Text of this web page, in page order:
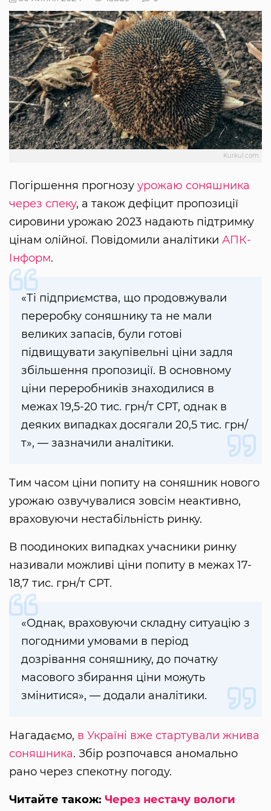
Kurkul.com
Погіршення прогнозу урожаю соняшника
через спеку, а також дефіцит пропозиції
сировини урожаю 2023 надають підтримку
цінам олійної. Повідомили аналітики АПК-
Інформ.
«Ті підприємства, що продовжували
переробку соняшнику та не мали
великих запасів, були готові
підвищувати закупівельні ціни задля
збільшення пропозиції. В основному
ціни переробників знаходилися в
межах 19,5-20 тис. грн/т СРТ, однак в
деяких випадках досягали 20,5 тис. грн/
т», — зазначили аналітики.
Тим часом ціни попиту на соняшник нового
урожаю озвучувалися зовсім неактивно,
враховуючи нестабільність ринку.
В поодиноких випадках учасники ринку
називали можливі ціни попиту в межах 17-
18,7 тис. грн/т СРТ.
«Однак, враховуючи складну ситуацію з
погодними умовами в період
дозрівання соняшнику, до початку
масового збирання ціни можуть
змінитися», — додали аналітики.
Нагадаємо, в Україні вже стартували жнива
соняшника. Збір розпочався аномально
рано через спекотну погоду.
Читайте також: Через нестачу вологи